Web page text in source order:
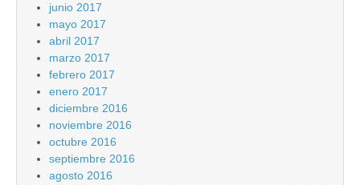
junio 2017
mayo 2017
abril 2017
marzo 2017
febrero 2017
enero 2017
diciembre 2016
noviembre 2016
octubre 2016
septiembre 2016
agosto 2016